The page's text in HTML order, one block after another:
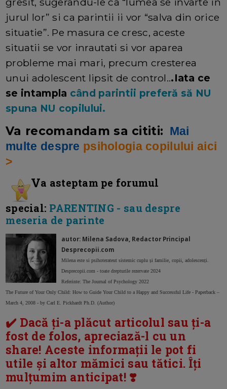
jurul lor” si ca parintii ii vor “salva din orice
situatie”. Pe masura ce cresc, aceste
situatii se vor inrautati si vor aparea
probleme mai mari, precum cresterea
unui adolescent lipsit de control...Iata ce
se intampla când parintii preferă să NU
spuna NU copilului.
Va recomandam sa cititi: Mai
multe despre psihologia copilului aici
>
Va asteptam pe forumul
special: PARENTING - sau despre
meseria de parinte
autor: Milena Sadova, Redactor Principal
Desprecopii.com
Milena este si psihoterateut sistemic cuplu și familie, copii, adolescenți.
Desprecopii.com - toate drepturile rezervate 2024
Referinte: The Journal of Psychology 2022
The Future of Your Only Child: How to Guide Your Child to a Happy and Successful Life - Paperback –
March 4, 2008 - by Carl E. Pickhardt Ph.D. (Author)
✔️ Dacă ți-a plăcut articolul sau ți-a
fost de folos, apreciază-l cu un
share! Aceste informații le pot fi
utile și altor mămici sau tătici. Îți
mulțumim anticipat! ❣️